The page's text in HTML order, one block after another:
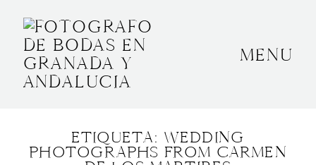
MENU
ETIQUETA: WEDDING
PHOTOGRAPHS FROM CARMEN
BODAS